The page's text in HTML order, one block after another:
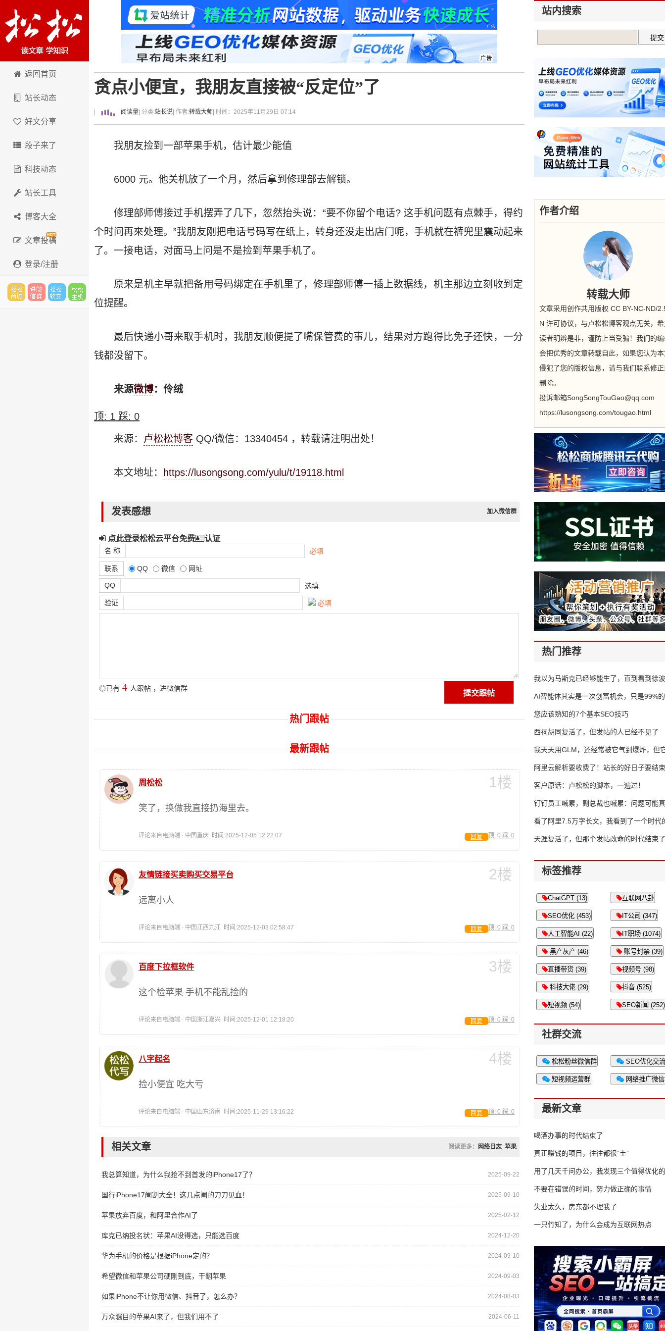
卢松松博客
返回首页
站长动态
好文分享
段子来了
科技动态
站长工具
博客大全
文章投稿
登录/注册
贪点小便宜，我朋友直接被“反定位”了
阅读量 | 分类:站长说 | 作者:转载大师 | 时间：2025年11月29日 07:14
我朋友捡到一部苹果手机，估计最少能值
6000 元。他关机放了一个月，然后拿到修理部去解锁。
修理部师傅接过手机摆弄了几下，忽然抬头说：“要不你留个电话? 这手机问题有点棘手，得约
个时问再來处理。”我朋友刚把电话号码写在纸上，转身还没走出店门呢，手机就在裤兜里震动起来
了。一接电话，对面马上问是不是捡到苹果手机了。
原来是机主早就把备用号码绑定在手机里了，修理部师傅一插上数据线，机主那边立刻收到定
位提醒。
最后快递小哥来取手机时，我朋友顺便提了嘴保管费的事儿，结果对方跑得比免子还快，一分
钱都没留下。
来源微博：伶绒
顶: 1 踩: 0
来源： 卢松松博客 QQ/微信：13340454 ，转载请注明出处！
本文地址： https://lusongsong.com/yulu/t/19118.html
发表感想 加入微信群
点此登录松松云平台免费 认证
名 称 必填
联系 QQ 微信 网址
QQ 选填
验证 必填
◎已有 4 人跟帖 ， 进微信群
热门跟帖
最新跟帖
1楼
周松松
笑了，换做我直接扔海里去。
评论来自电脑端 · 中国重庆 时间:2025-12-05 12:22:07 顶: 0 踩: 0
回复
2楼
友情链接买卖购买交易平台
远离小人
评论来自电脑端 · 中国江西九江 时间:2025-12-03 02:58:47 顶: 0 踩: 0
回复
3楼
百度下拉框软件
这个检苹果 手机不能乱捡的
评论来自电脑端 · 中国浙江嘉兴 时间:2025-12-01 12:18:20 顶: 0 踩: 0
回复
4楼
八字起名
捡小便宜 吃大亏
评论来自电脑端 · 中国山东济南 时间:2025-11-29 13:16:22 顶: 0 踩: 0
回复
相关文章 阅读更多： 网络日志 苹果
2025-09-22
我总算知道，为什么我抢不到首发的iPhone17了？
2025-09-10
国行iPhone17阉割大全！这几点阉的刀刀见血！
2025-02-12
苹果放弃百度，和阿里合作AI了
2024-12-20
库克已纳投名状：苹果AI没得选，只能选百度
2024-09-10
华为手机的价格是根据iPhone定的？
2024-09-03
希望微信和苹果公司硬刚到底，干翻苹果
2024-08-03
如果iPhone不让你用微信、抖音了，怎么办？
2024-06-11
万众瞩目的苹果AI来了，但我们用不了
站内搜索
作者介绍
转载大师
文章采用创作共用版权 CC BY-NC-ND/
N 许可协议，与卢松松博客观点无关，
读者明辨是非，谨防上当受骗！我们的
会把优秀的文章转载自此，如果您认为
侵犯了您的版权信息，请与我们联系修
删除。
投诉邮箱SongSongTouGao@qq.com
https://lusongsong.com/tougao.html
热门推荐
我以为马斯克已经够能生了，直到看到
AI智能体其实是一次创富机会，只是99%
错过了
您应该熟知的7个基本SEO技巧
西祠胡同复活了，但发帖的人已经不见了
我天天用GLM，还经常被它气到爆炸，但
16万亿
阿里云解析要收费了！站长的好日子要结
客户原话：卢松松的脚本，一遍过！
钉钉员工喊累，副总裁也喊累：问题可能
了
看了阿里7.5万字长文，我看到了一个时代
天涯复活了，但那个发帖改命的时代结束了
标签推荐
ChatGPT (13) 互联网八卦
SEO优化 (453) IT公司 (347)
人工智能AI (22) IT职场 (1074)
黑产灰产 (46) 账号封禁 (39)
直播带货 (39) 视频号 (98)
科技大佬 (29) 抖音 (525)
短视频 (54) SEO新闻 (252)
社群交流
松松粉丝微信群 SEO优化交
短视频运营群 网络推广微
最新文章
喝酒办事的时代结束了
真正赚钱的项目，往往都很“土”
用了几天千问办公，我发现三个值得优化
不要在错误的时间，努力做正确的事情
失业太久，房东都不理我了
一只竹知了，为什么会成为互联网热点